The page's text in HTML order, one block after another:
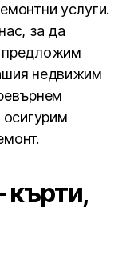
услуги.
за да
предложим
недвижим
кърти,